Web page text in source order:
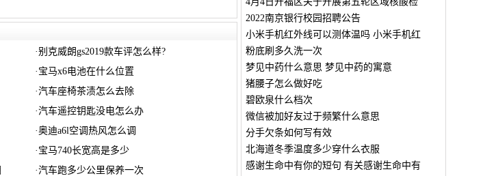
·别克威朗gs2019款车评怎么样?
· 宝马x6电池在什么位置
·汽车座椅茶渍怎么去除
·汽车遥控钥匙没电怎么办
·奥迪a6l空调热风怎么调
· 宝马740长宽高是多少
·汽车跑多少公里保养一次
2022南京银行校园招聘公告
小米手机红外线可以测体温吗 小米手机红
粉底刷多久洗一次
梦见中药什么意思 梦见中药的寓意
猪腰子怎么做好吃
碧欧泉什么档次
微信被加好友过于频繁什么意思
分手欠条如何写有效
北海道冬季温度多少穿什么衣服
感谢生命中有你的短句 有关感谢生命中有